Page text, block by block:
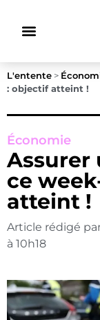
L'entente >
: objectif atteint !
Économie
Assurer
ce
atteint !
Article rédigé
à 10h18